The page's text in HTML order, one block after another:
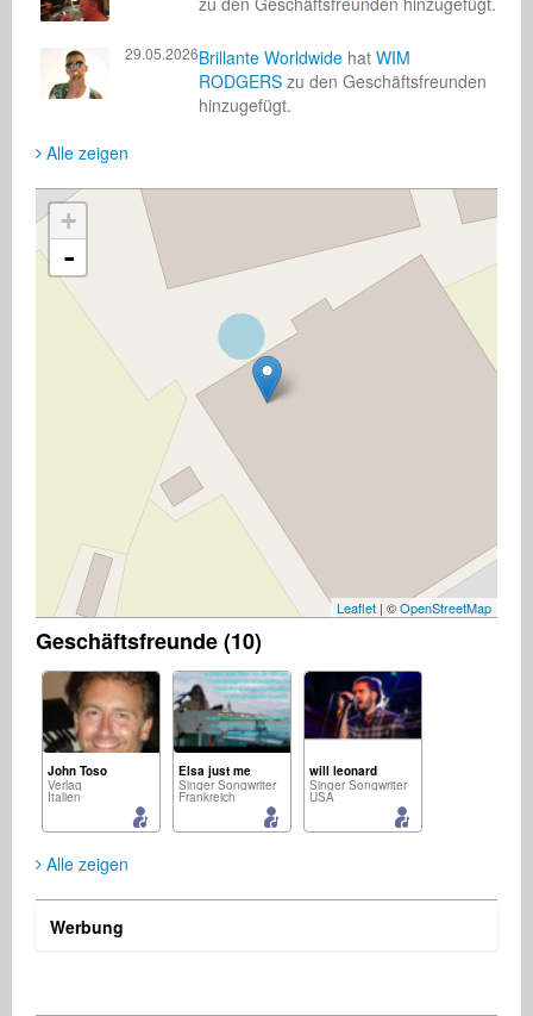
29.05.2026Brillante Worldwide hat WIM
RODGERS zu den Geschäftsfreunden
hinzugefügt.
Alle zeigen
+
-
Leaflet | ©OpenStreetMap
Geschäftsfreunde (10)
John Toso
Verlag
Italien
Elsa just me
Singer Songwriter
Frankreich
will leonard
Singer Songwriter
USA
Alle zeigen
Werbung